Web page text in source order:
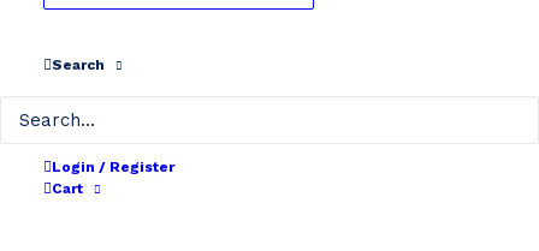
Search
Login / Register
Cart